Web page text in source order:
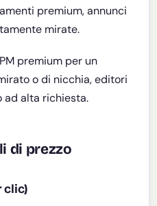
premium, annunci
mirate.
premium per un
o di nicchia, editori
ad alta richiesta.
di prezzo
clic)